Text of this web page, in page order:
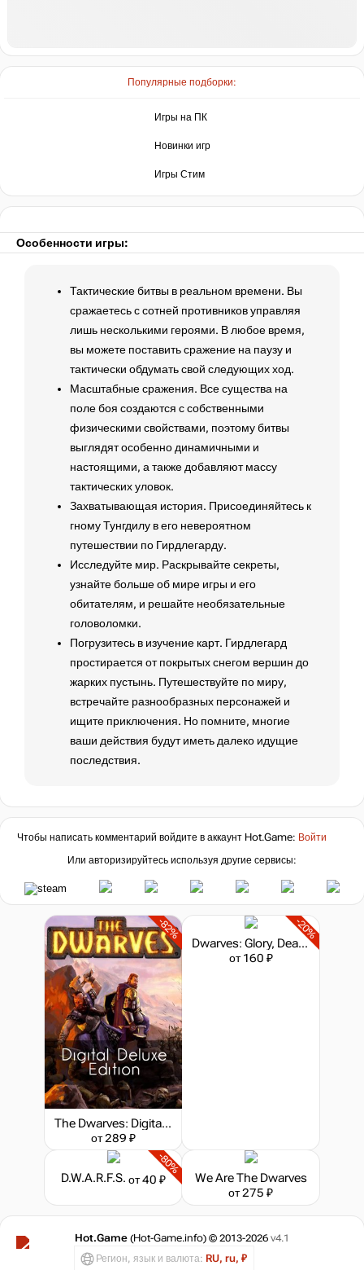
Популярные подборки:
Игры на ПК
Новинки игр
Игры Стим
Особенности игры:
Тактические битвы в реальном времени. Вы
сражаетесь с сотней противников управляя
лишь несколькими героями. В любое время,
вы можете поставить сражение на паузу и
тактически обдумать свой следующих ход.
Масштабные сражения. Все существа на
поле боя создаются с собственными
физическими свойствами, поэтому битвы
выглядят особенно динамичными и
настоящими, а также добавляют массу
тактических уловок.
Захватывающая история. Присоединяйтесь к
гному Тунгдилу в его невероятном
путешествии по Гирдлегарду.
Исследуйте мир. Раскрывайте секреты,
узнайте больше об мире игры и его
обитателям, и решайте необязательные
головоломки.
Погрузитесь в изучение карт. Гирдлегард
простирается от покрытых снегом вершин до
жарких пустынь. Путешествуйте по миру,
встречайте разнообразных персонажей и
ищите приключения. Но помните, многие
ваши действия будут иметь далеко идущие
последствия.
Чтобы написать комментарий войдите в аккаунт Hot.Game: Войти
Или авторизируйтесь используя другие сервисы:
-82%
The Dwarves: Digital Deluxe Edition
от 289 ₽
-20%
Dwarves: Glory, Death and Loot - Supporter Pack
от 160 ₽
-80%
D.W.A.R.F.S. от 40 ₽
We Are The Dwarves
от 275 ₽
Hot.Game (Hot-Game.info) © 2013-2026 v4.1
Регион, язык и валюта: RU, ru, ₽